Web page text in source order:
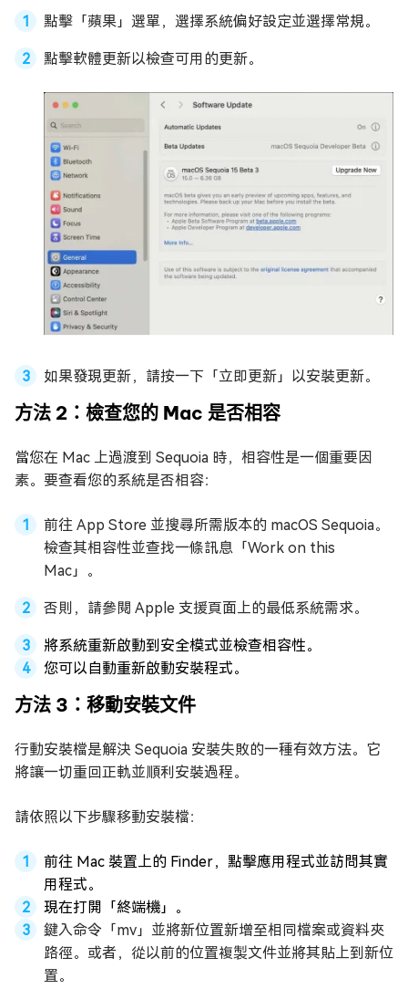
點擊「蘋果」選單，選擇系統偏好設定並選擇常規。
點擊軟體更新以檢查可用的更新。
如果發現更新，請按一下「立即更新」以安裝更新。
方法 2：檢查您的 Mac 是否相容
當您在 Mac 上過渡到 Sequoia 時，相容性是一個重要因
素。要查看您的系統是否相容：
前往 App Store 並搜尋所需版本的 macOS Sequoia。
檢查其相容性並查找一條訊息「Work on this
Mac」。
否則，請參閱 Apple 支援頁面上的最低系統需求。
將系統重新啟動到安全模式並檢查相容性。
您可以自動重新啟動安裝程式。
方法 3：移動安裝文件
行動安裝檔是解決 Sequoia 安裝失敗的一種有效方法。它
將讓一切重回正軌並順利安裝過程。
請依照以下步驟移動安裝檔：
前往 Mac 裝置上的 Finder，點擊應用程式並訪問其實
用程式。
現在打開「終端機」。
鍵入命令「mv」並將新位置新增至相同檔案或資料夾
路徑。或者，從以前的位置複製文件並將其貼上到新位
置。